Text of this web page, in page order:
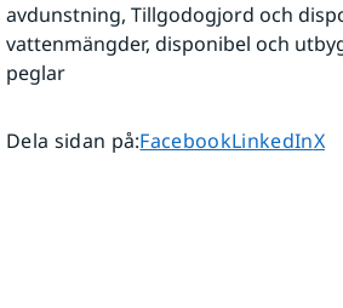
avdunstning, Tillgodogjord och
vattenmängder, disponibel och
peglar
Dela sidan på:Dela sidan på
FacebookDela sidan
LinkedInX